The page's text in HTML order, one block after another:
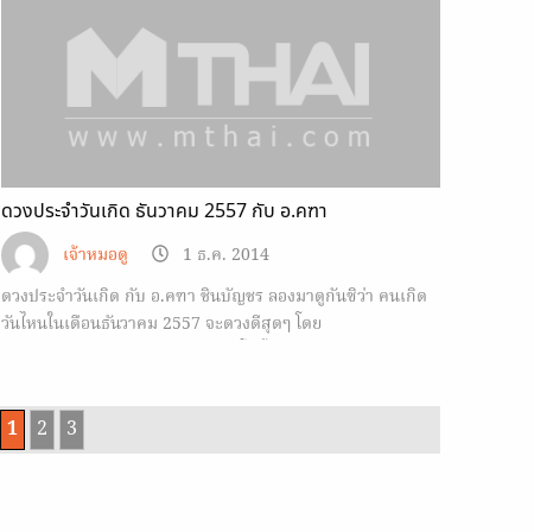
ดวงประจำวันเกิด ธันวาคม 2557 กับ อ.คฑา
เจ้าหมอดู
1 ธ.ค. 2014
ดวงประจำวันเกิด กับ อ.คฑา ชินบัญชร ลองมาดูกันซิว่า คนเกิด
วันไหนในเดือนธันวาคม 2557 จะดวงดีสุดๆ โดย
1 2 3